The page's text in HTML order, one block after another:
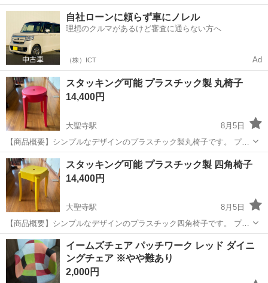
円！／うれしい土日祝休み★年間休日125日／稼げる夜勤専属！日払い
内容 車載用カーナビゲ...
長野 松本市 南松本駅 その他
自社ローンに頼らず車にノレル
理想のクルマがあるけど審査に通らない方へ
（株）ICT Ad
スタッキング可能 プラスチック製 丸椅子
14,400円
大聖寺駅
8月5日
【商品概要】シンプルなデザインのプラスチック製丸椅子です。 プラ
スチック製のため非常に軽く、汚れても水拭きで簡単に手入れができ
るため、室内だけでなくベランダやアウトドア、BBQ、お子様用の椅
子としても便利です。 素材：プ...
石川 加賀市 大聖寺駅 椅子
スタッキング可能 プラスチック製 四角椅子
14,400円
大聖寺駅
8月5日
【商品概要】シンプルなデザインのプラスチック四角椅子です。 プラ
スチック製のため非常に軽く、汚れても水拭きで簡単に手入れができ
るため、室内だけでなくベランダやアウトドア、BBQ、お子様用の椅
子としても便利です。 素材：プ...
石川 加賀市 大聖寺駅 椅子 プラスチック
イームズチェア パッチワーク レッド ダイニ
ングチェア ※やや難あり
2,000円